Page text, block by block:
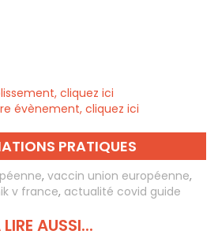
cliquez ici
évènement, cliquez ici
PRATIQUES
, vaccin union européenne,
v france, actualité covid guide
AUSSI...